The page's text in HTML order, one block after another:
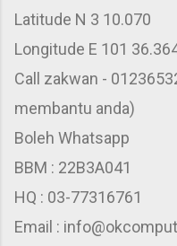
Latitude N 3 10.070
Longitude E 101
Call zakwan -
membantu anda)
Boleh Whatsapp
BBM : 22B3A041
HQ : 03-77316761
Email :